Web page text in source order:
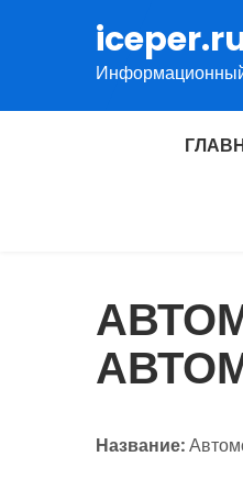
содержимому
Название: